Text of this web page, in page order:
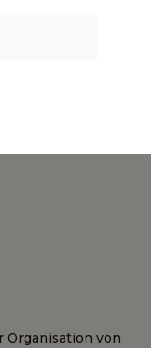
Organisation von